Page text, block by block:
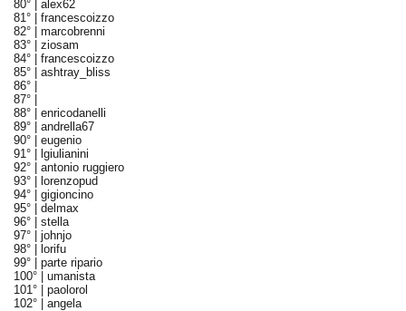
80° | alex62
81° | francescoizzo
82° | marcobrenni
83° | ziosam
84° | francescoizzo
85° | ashtray_bliss
86° |
87° |
88° | enricodanelli
89° | andrella67
90° | eugenio
91° |
lgiulianini
92° | antonio ruggiero
93° |
lorenzopud
94° | gigioncino
95° | delmax
96° | stella
97° | johnjo
98° |
lorifu
99° | parte ripario
100° | umanista
101° | paolorol
102° | angela